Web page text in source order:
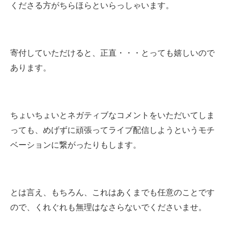
くださる方がちらほらといらっしゃいます。
寄付していただけると、正直・・・とっても嬉しいので
あります。
ちょいちょいとネガティブなコメントをいただいてしま
っても、めげずに頑張ってライブ配信しようというモチ
ベーションに繋がったりもします。
とは言え、もちろん、これはあくまでも任意のことです
ので、くれぐれも無理はなさらないでくださいませ。